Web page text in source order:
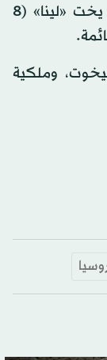
في السادس (27 مليون دولار)، ليحتل يخت «لينا» (8
وملكية